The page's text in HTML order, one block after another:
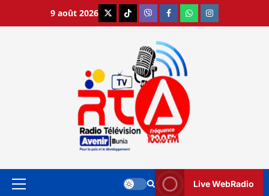
9 août 2026 X TikTokViber FacebookWhatsAppInstagram
Menu
Live WebRadio